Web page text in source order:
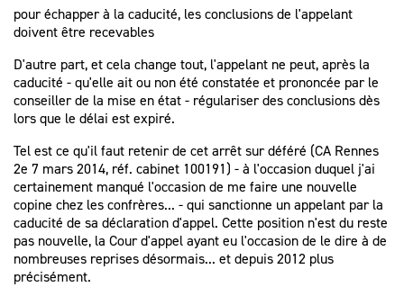
pour échapper à la caducité, les conclusions de l'appelant
doivent être recevables
D'autre part, et cela change tout, l'appelant ne peut, après la
caducité - qu'elle ait ou non été constatée et prononcée par le
conseiller de la mise en état - régulariser des conclusions dès
lors que le délai est expiré.
Tel est ce qu'il faut retenir de cet arrêt sur déféré (CA Rennes
2e 7 mars 2014, réf. cabinet 100191) - à l'occasion duquel j'ai
certainement manqué l'occasion de me faire une nouvelle
copine chez les confrères... - qui sanctionne un appelant par la
caducité de sa déclaration d'appel. Cette position n'est du reste
pas nouvelle, la Cour d'appel ayant eu l'occasion de le dire à de
nombreuses reprises désormais... et depuis 2012 plus
précisément.